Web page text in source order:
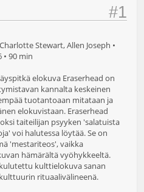
#1
Stewart, Allen Joseph •
90 min
elokuva Eraserhead on
kannalta keskeinen
tuotantoaan mitataan ja
elokuvistaan. Eraserhead
taiteilijan psyyken 'salatuista
voi halutessa löytää. Se on
'mestariteos', vaikka
hämärältä vyöhykkeeltä.
kulttielokuva sanan
rituaalivälineenä.